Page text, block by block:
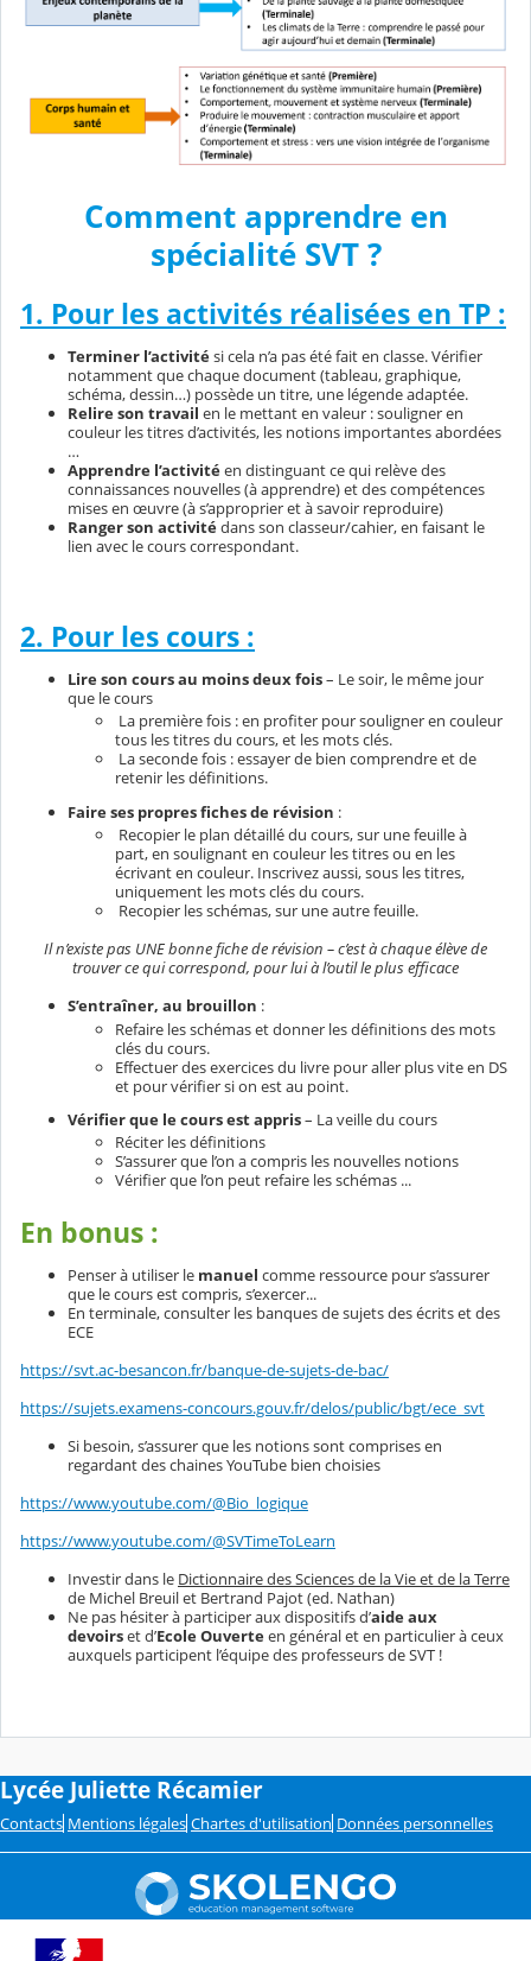
Comment apprendre en
spécialité SVT ?
1. Pour les activités réalisées en TP :
Terminer l’activitési cela n’a pas été fait en classe. Vérifier
notamment que chaque document (tableau, graphique,
schéma, dessin…) possède un titre, une légende adaptée.
Relire son travail en le mettant en valeur : souligner en
couleur les titres d’activités, les notions importantes abordées
…
Apprendre l’activitéen distinguant ce qui relève des
connaissances nouvelles (à apprendre) et des compétences
mises en œuvre (à s’approprier et à savoir reproduire)
Ranger son activitédans son classeur/cahier, en faisant le
lien avec le cours correspondant.
2. Pour les cours :
Lire son cours au moins deux fois– Le soir, le même jour
que le cours
La première fois : en profiter pour souligner en couleur
tous les titres du cours, et les mots clés.
La seconde fois : essayer de bien comprendre et de
retenir les définitions.
Faire ses propres fiches de révision :
Recopier le plan détaillé du cours, sur une feuille à
part, en soulignant en couleur les titres ou en les
écrivant en couleur. Inscrivez aussi, sous les titres,
uniquement les mots clés du cours.
Recopier les schémas, sur une autre feuille.
Il n’existe pas UNE bonne fiche de révision – c’est à chaque élève de
trouver ce qui correspond, pour lui à l’outil le plus efficace
S’entraîner, au brouillon :
Refaire les schémas et donner les définitions des mots
clés du cours.
Effectuer des exercices du livre pour aller plus vite en DS
et pour vérifier si on est au point.
Vérifier que le cours est appris– La veille du cours
Réciter les définitions
S’assurer que l’on a compris les nouvelles notions
Vérifier que l’on peut refaire les schémas ...
En bonus :
Penser à utiliser le manuel comme ressource pour s’assurer
que le cours est compris, s’exercer...
En terminale, consulter les banques de sujets des écrits et des
ECE
https://svt.ac-besancon.fr/banque-de-sujets-de-bac/
https://sujets.examens-concours.gouv.fr/delos/public/bgt/ece_svt
Si besoin, s’assurer que les notions sont comprises en
regardant des chaines YouTube bien choisies
https://www.youtube.com/@Bio_logique
https://www.youtube.com/@SVTimeToLearn
Investir dans le Dictionnaire des Sciences de la Vie et de la Terre
de Michel Breuil et Bertrand Pajot (ed. Nathan)
Ne pas hésiter à participer aux dispositifs d’aide aux
devoirset d’Ecole Ouverteen général et en particulier à ceux
auxquels participent l’équipe des professeurs de SVT !
Lycée Juliette Récamier
Contacts Mentions légales Chartes d'utilisation Données personnelles